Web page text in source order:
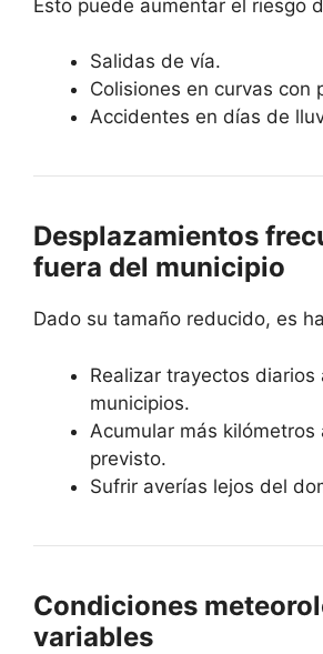
Esto puede aumentar el riesgo
Salidas de vía.
Colisiones en curvas con
Accidentes en días de
Desplazamientos
fuera del municipio
Dado su tamaño reducido, es
Realizar trayectos diarios
municipios.
Acumular más kilómetros
previsto.
Sufrir averías lejos del
Condiciones
variables